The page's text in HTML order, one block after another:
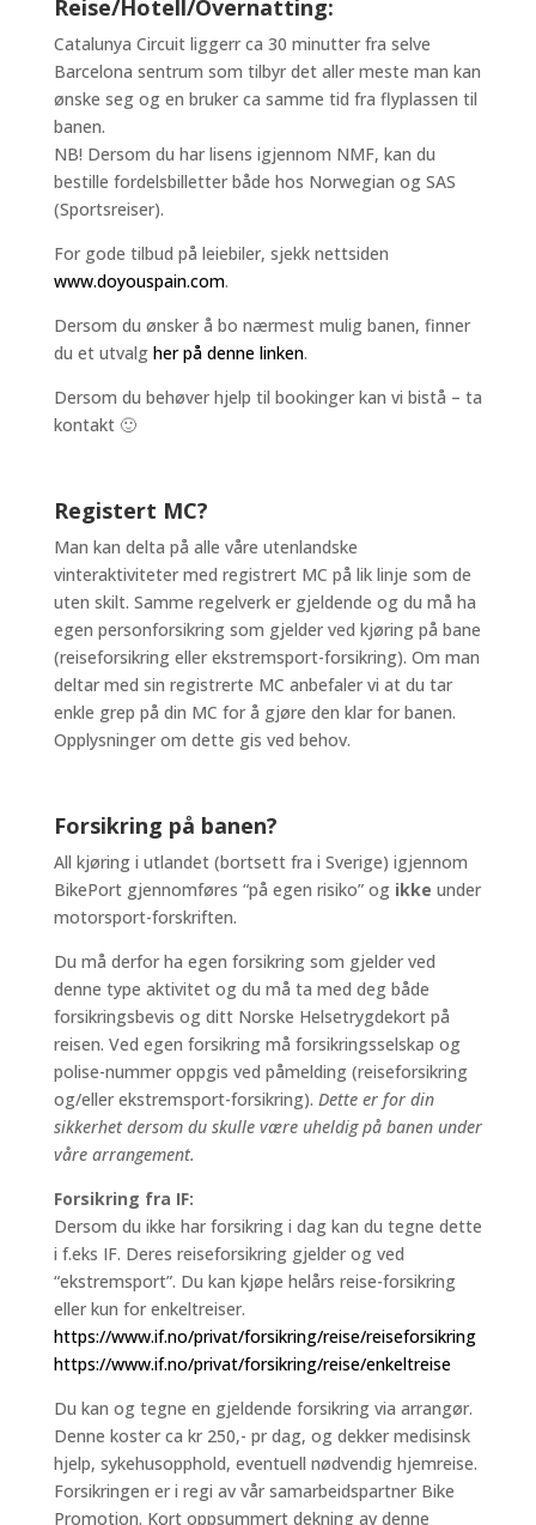
Reise/Hotell/Overnatting:
Catalunya Circuit liggerr ca 30 minutter fra selve
Barcelona sentrum som tilbyr det aller meste man kan
ønske seg og en bruker ca samme tid fra flyplassen til
banen.
NB! Dersom du har lisens igjennom NMF, kan du
bestille fordelsbilletter både hos Norwegian og SAS
(Sportsreiser).
For gode tilbud på leiebiler, sjekk nettsiden
www.doyouspain.com.
Dersom du ønsker å bo nærmest mulig banen, finner
du et utvalg her på denne linken.
Dersom du behøver hjelp til bookinger kan vi bistå – ta
kontakt 🙂
Registert MC?
Man kan delta på alle våre utenlandske
vinteraktiviteter med registrert MC på lik linje som de
uten skilt. Samme regelverk er gjeldende og du må ha
egen personforsikring som gjelder ved kjøring på bane
(reiseforsikring eller ekstremsport-forsikring). Om man
deltar med sin registrerte MC anbefaler vi at du tar
enkle grep på din MC for å gjøre den klar for banen.
Opplysninger om dette gis ved behov.
Forsikring på banen?
All kjøring i utlandet (bortsett fra i Sverige) igjennom
BikePort gjennomføres “på egen risiko” og ikke under
motorsport-forskriften.
Du må derfor ha egen forsikring som gjelder ved
denne type aktivitet og du må ta med deg både
forsikringsbevis og ditt Norske Helsetrygdekort på
reisen. Ved egen forsikring må forsikringsselskap og
polise-nummer oppgis ved påmelding (reiseforsikring
og/eller ekstremsport-forsikring). Dette er for din
sikkerhet dersom du skulle være uheldig på banen under
våre arrangement.
Forsikring fra IF:
Dersom du ikke har forsikring i dag kan du tegne dette
i f.eks IF. Deres reiseforsikring gjelder og ved
“ekstremsport”. Du kan kjøpe helårs reise-forsikring
eller kun for enkeltreiser.
https://www.if.no/privat/forsikring/reise/reiseforsikring
https://www.if.no/privat/forsikring/reise/enkeltreise
Du kan og tegne en gjeldende forsikring via arrangør.
Denne koster ca kr 250,- pr dag, og dekker medisinsk
hjelp, sykehusopphold, eventuell nødvendig hjemreise.
Forsikringen er i regi av vår samarbeidspartner Bike
Promotion. Kort oppsummert dekning av denne